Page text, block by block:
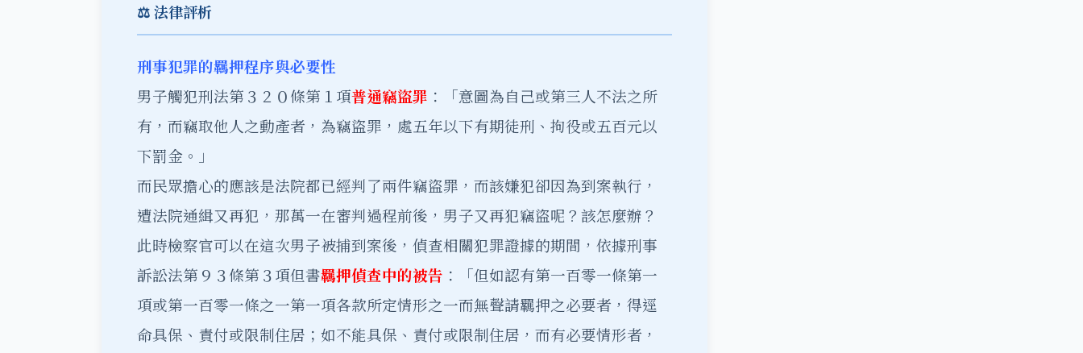
⚖️ 法律評析
刑事犯罪的羈押程序與必要性
男子觸犯刑法第３２０條第１項普通竊盜罪 ：「意圖為自己或第三人不法之所
有，而竊取他人之動產者，為竊盜罪，處五年以下有期徒刑、拘役或五百元以
下罰金。」
而民眾擔心的應該是法院都已經判了兩件竊盜罪，而該嫌犯卻因為到案執行，
遭法院通緝又再犯，那萬一在審判過程前後，男子又再犯竊盜呢？該怎麼辦？
此時檢察官可以在這次男子被捕到案後，偵查相關犯罪證據的期間，依據刑事
訴訟法第９３條第３項但書羈押偵查中的被告 ：「但如認有第一百零一條第一
項或第一百零一條之一第一項各款所定情形之一而無聲請羈押之必要者，得逕
命具保、責付或限制住居；如不能具保、責付或限制住居，而有必要情形者，